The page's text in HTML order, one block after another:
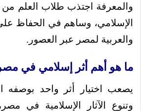
والمعرفة اجتذب طلاب العلم من
الإسلامي، وساهم في الحفاظ على
والعربية لمصر عبر العصور.
ما هو أهم أثر إسلامي في
يصعب اختيار أثر واحد بوصفه
وتنوع الآثار الإسلامية في